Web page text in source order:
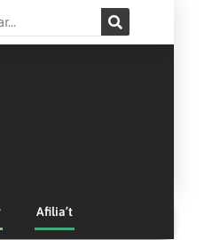
Afilia’t